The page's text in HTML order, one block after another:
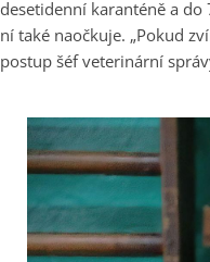
desetidenní karanténě a
ní také naočkuje. „Pokud
postup šéf veterinární